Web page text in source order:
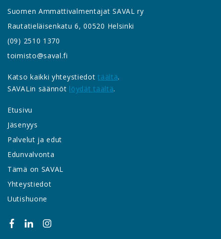
Suomen Ammattivalmentajat SAVAL ry
Rautatieläisenkatu 6, 00520 Helsinki
(09) 2510 1370
toimisto@saval.fi
Katso kaikki yhteystiedottäältä.
SAVALin säännöt löydät täältä.
Etusivu
Jäsenyys
Palvelut ja edut
Edunvalvonta
Tämä on SAVAL
Yhteystiedot
Uutishuone